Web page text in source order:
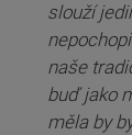
slouží
naše
buď jako
měla by